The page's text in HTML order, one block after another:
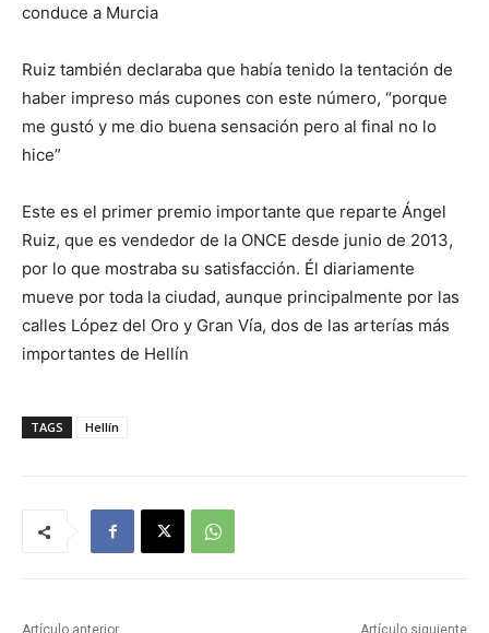
conduce a Murcia
Ruiz también declaraba que había tenido la tentación de
haber impreso más cupones con este número, “porque
me gustó y me dio buena sensación pero al final no lo
hice”
Este es el primer premio importante que reparte Ángel
Ruiz, que es vendedor de la ONCE desde junio de 2013,
por lo que mostraba su satisfacción. Él diariamente
mueve por toda la ciudad, aunque principalmente por las
calles López del Oro y Gran Vía, dos de las arterías más
importantes de Hellín
TAGS Hellín
Artículo anterior Artículo siguiente